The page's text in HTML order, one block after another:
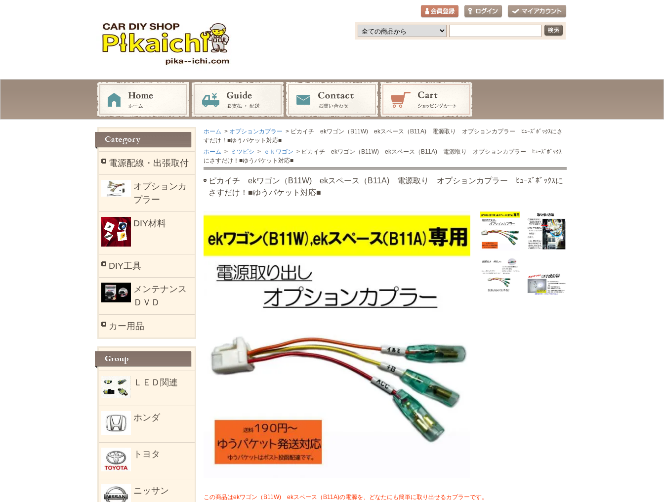
ホーム > オプションカプラー > ピカイチ ekワゴン（B11W) ekスペース（B11A) 電源取り オプションカプラー ﾋｭｰｽﾞﾎﾞｯｸｽにさ
すだけ！■ゆうパケット対応■
ホーム > ミツビシ > ｅｋワゴン > ピカイチ ekワゴン（B11W) ekスペース（B11A) 電源取り オプションカプラー ﾋｭｰｽﾞﾎﾞｯｸｽ
にさすだけ！■ゆうパケット対応■
ピカイチ ekワゴン（B11W) ekスペース（B11A) 電源取り オプションカプラー ﾋｭｰｽﾞﾎﾞｯｸｽに
さすだけ！■ゆうパケット対応■
この商品はekワゴン（B11W) ekスペース（B11A)の電源を、どなたにも簡単に取り出せるカプラーです。
電源配線・出張取付
オプションカ
プラー
DIY材料
DIY工具
メンテナンス
ＤＶＤ
カー用品
ＬＥＤ関連
ホンダ
トヨタ
ニッサン